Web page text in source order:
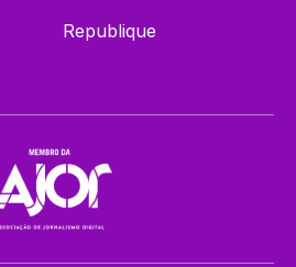
Republique